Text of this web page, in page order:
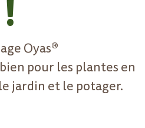
Oyas®
pour les plantes en
jardin et le potager.